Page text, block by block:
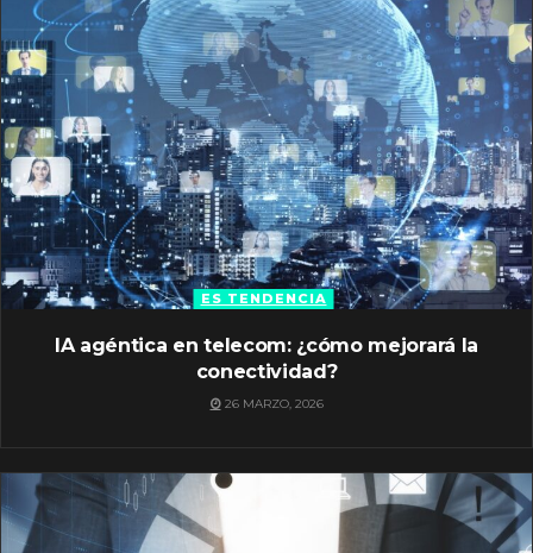
ES TENDENCIA
IA agéntica en telecom: ¿cómo mejorará la
conectividad?
26 MARZO, 2026